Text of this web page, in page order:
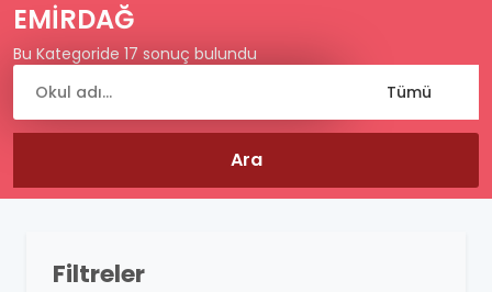
EMİRDAĞ
Bu Kategoride 17 sonuç bulundu
Filtreler